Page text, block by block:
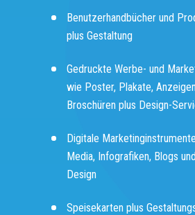
Benutzerhandbücher und
plus Gestaltung
Gedruckte Werbe- und
wie Poster, Plakate,
Broschüren plus Design-
Digitale
Media, Infografiken, Blogs
Design
Speisekarten plus